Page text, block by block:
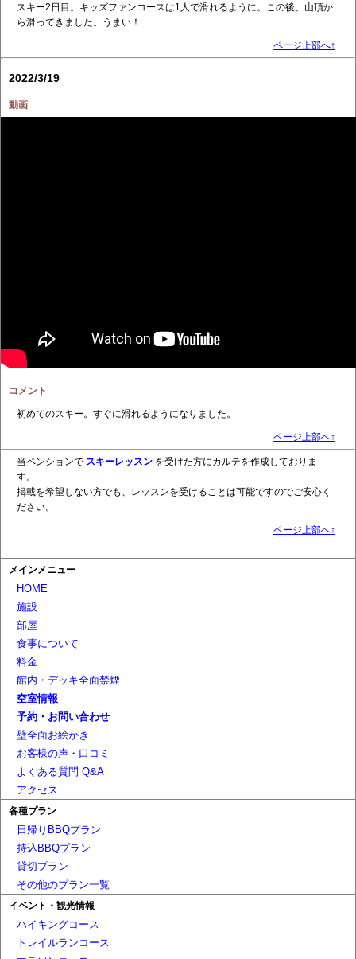
スキー2日目。キッズファンコースは1人で滑れるように。この後、山頂か
ら滑ってきました。うまい！
ページ上部へ↑
2022/3/19
動画
コメント
初めてのスキー。すぐに滑れるようになりました。
ページ上部へ↑
当ペンションで スキーレッスン を受けた方にカルテを作成しておりま
す。
掲載を希望しない方でも、レッスンを受けることは可能ですのでご安心く
ださい。
ページ上部へ↑
メインメニュー
HOME
施設
部屋
食事について
料金
館内・デッキ全面禁煙
空室情報
予約・お問い合わせ
壁全面お絵かき
お客様の声・口コミ
よくある質問 Q&A
アクセス
各種プラン
日帰りBBQプラン
持込BBQプラン
貸切プラン
その他のプラン一覧
イベント・観光情報
ハイキングコース
トレイルランコース